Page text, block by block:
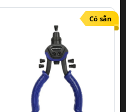
Có sẵn